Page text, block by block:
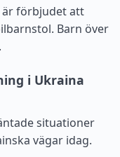
är förbjudet att
Barn över
i Ukraina
situationer
vägar idag.